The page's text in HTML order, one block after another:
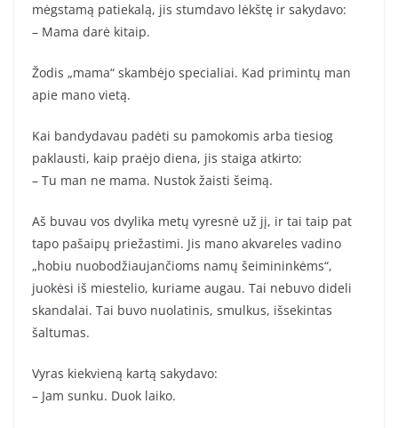
mėgstamą patiekalą, jis stumdavo lėkštę ir sakydavo:
– Mama darė kitaip.
Žodis „mama“ skambėjo specialiai. Kad primintų man
apie mano vietą.
Kai bandydavau padėti su pamokomis arba tiesiog
paklausti, kaip praėjo diena, jis staiga atkirto:
– Tu man ne mama. Nustok žaisti šeimą.
Aš buvau vos dvylika metų vyresnė už jį, ir tai taip pat
tapo pašaipų priežastimi. Jis mano akvareles vadino
„hobiu nuobodžiaujančioms namų šeimininkėms“,
juokėsi iš miestelio, kuriame augau. Tai nebuvo dideli
skandalai. Tai buvo nuolatinis, smulkus, išsekintas
šaltumas.
Vyras kiekvieną kartą sakydavo:
– Jam sunku. Duok laiko.